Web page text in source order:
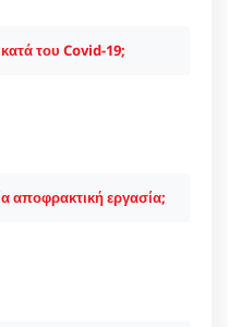
του Covid-19;
αποφρακτική εργασία;